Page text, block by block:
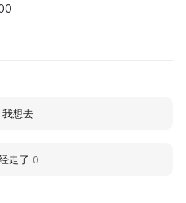
我想去
走了 0